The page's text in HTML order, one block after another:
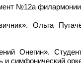
№12а
Ольга
Онегин».
и симфонический